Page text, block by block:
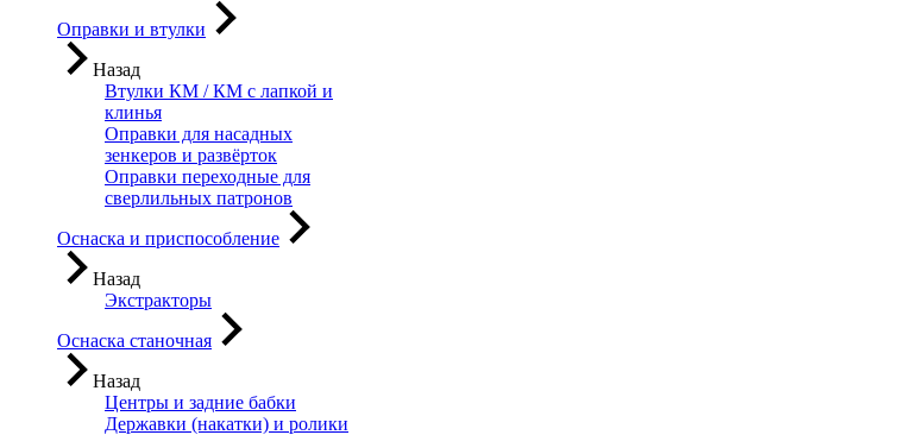
Оправки и втулки
Назад
Втулки КМ / КМ с лапкой и
клинья
Оправки для насадных
зенкеров и развёрток
Оправки переходные для
сверлильных патронов
Оснаска и приспособление
Назад
Экстракторы
Оснаска станочная
Назад
Центры и задние бабки
Державки (накатки) и ролики